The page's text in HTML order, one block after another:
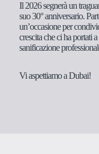
Il 2026 segnerà un
suo 30° anniversario.
un’occasione per
crescita che ci ha portati
sanificazione
Vi aspettiamo a Dubai!